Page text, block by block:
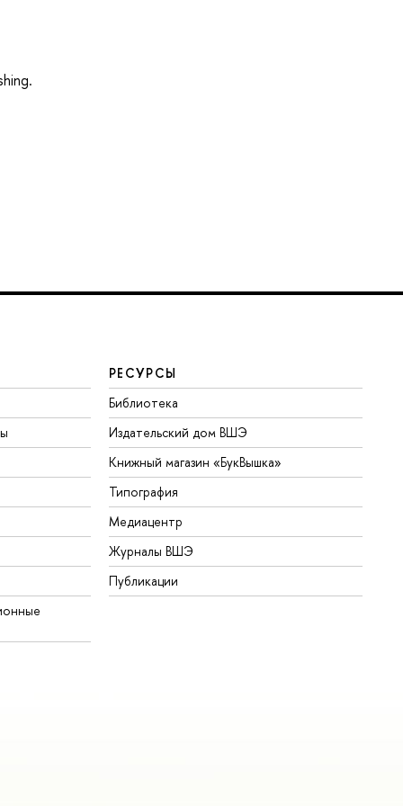
РЕСУРСЫ
Библиотека
Издательский дом ВШЭ
Книжный магазин «БукВышка»
Типография
Медиацентр
Журналы ВШЭ
Публикации